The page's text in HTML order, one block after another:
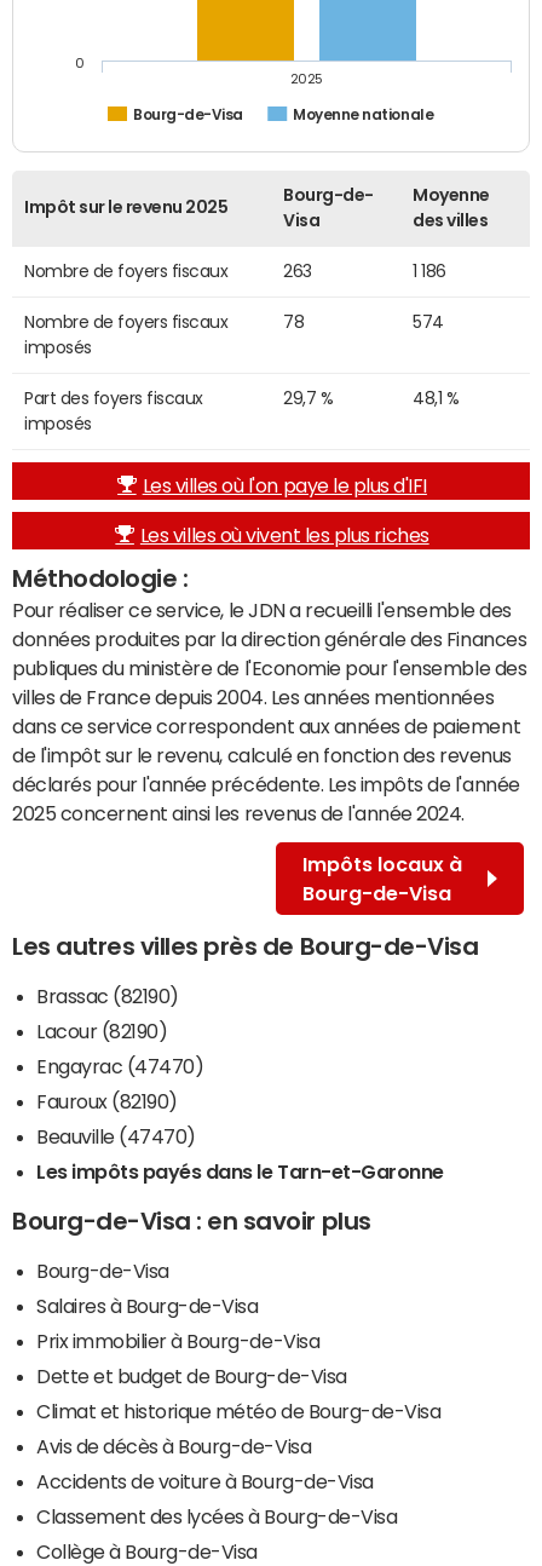
Bourg-de-Visa Moyenne nationale
2025
0
Impôt sur le revenu 2025
Bourg-de-
Visa
Moyenne
des villes
Nombre de foyers fiscaux 263 1 186
Nombre de foyers fiscaux
imposés
78 574
Part des foyers fiscaux
imposés
29,7 % 48,1 %
Les villes où l'on paye le plus d'IFI
Les villes où vivent les plus riches
Méthodologie :
Pour réaliser ce service, le JDN a recueilli l'ensemble des
données produites par la direction générale des Finances
publiques du ministère de l'Economie pour l'ensemble des
villes de France depuis 2004. Les années mentionnées
dans ce service correspondent aux années de paiement
de l'impôt sur le revenu, calculé en fonction des revenus
déclarés pour l'année précédente. Les impôts de l'année
2025 concernent ainsi les revenus de l'année 2024.
Impôts locaux à
Bourg-de-Visa
Les autres villes près de Bourg-de-Visa
Brassac (82190)
Lacour (82190)
Engayrac (47470)
Fauroux (82190)
Beauville (47470)
Les impôts payés dans le Tarn-et-Garonne
Bourg-de-Visa : en savoir plus
Bourg-de-Visa
Salaires à Bourg-de-Visa
Prix immobilier à Bourg-de-Visa
Dette et budget de Bourg-de-Visa
Climat et historique météo de Bourg-de-Visa
Avis de décès à Bourg-de-Visa
Accidents de voiture à Bourg-de-Visa
Classement des lycées à Bourg-de-Visa
Collège à Bourg-de-Visa